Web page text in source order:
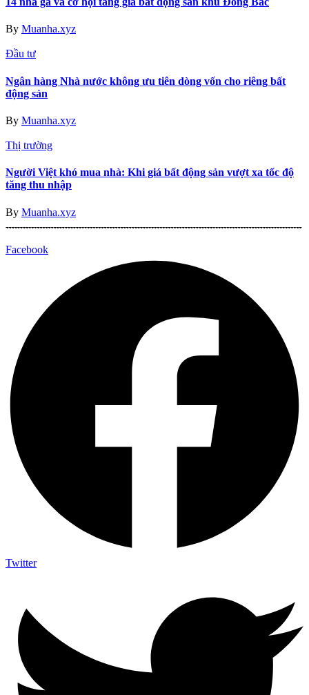
By Muanha.xyz
Đầu tư
Ngân hàng Nhà nước không ưu tiên dòng vốn cho riêng bất
động sản
By Muanha.xyz
Thị trường
Người Việt khó mua nhà: Khi giá bất động sản vượt xa tốc độ
tăng thu nhập
By Muanha.xyz
Facebook
Twitter